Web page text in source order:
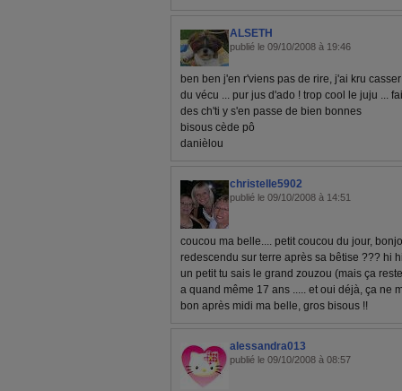
ALSETH
publié le 09/10/2008 à 19:46
ben ben j'en r'viens pas de rire, j'ai kru
du vécu ... pur jus d'ado ! trop cool le juju ...
des ch'ti y s'en passe de bien bonnes
bisous cède pô
danièlou
christelle5902
publié le 09/10/2008 à 14:51
coucou ma belle.... petit coucou du jour,
redescendu sur terre après sa bêtise ??? hi
un petit tu sais le grand zouzou (mais ça
a quand même 17 ans ..... et oui déjà, ça ne
bon après midi ma belle, gros bisous !!
alessandra013
publié le 09/10/2008 à 08:57